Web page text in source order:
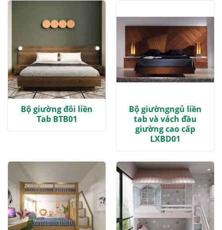
Bộ giường đôi liền
Tab BTB01
Bộ giườngngủ liền
tab và vách đầu
giường cao cấp
LXBD01